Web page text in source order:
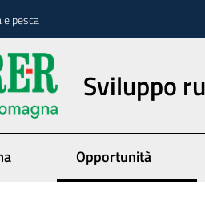
e pesca
Sviluppo
Opportunità